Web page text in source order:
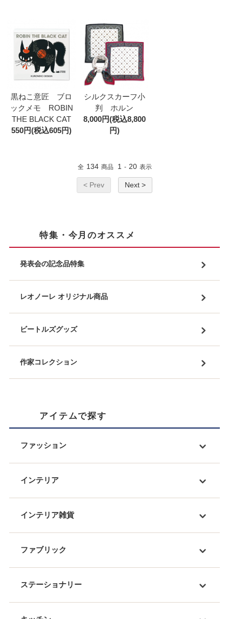
黒ねこ意匠 ブロ
ックメモ ROBIN
THE BLACK CAT
550円(税込605円)
シルクスカーフ小
判 ホルン
8,000円(税込8,800
円)
全 134 商品 1 - 20 表示
< Prev Next >
特集・今月のオススメ
発表会の記念品特集
レオノーレ オリジナル商品
ビートルズグッズ
作家コレクション
アイテムで探す
ファッション
インテリア
インテリア雑貨
ファブリック
ステーショナリー